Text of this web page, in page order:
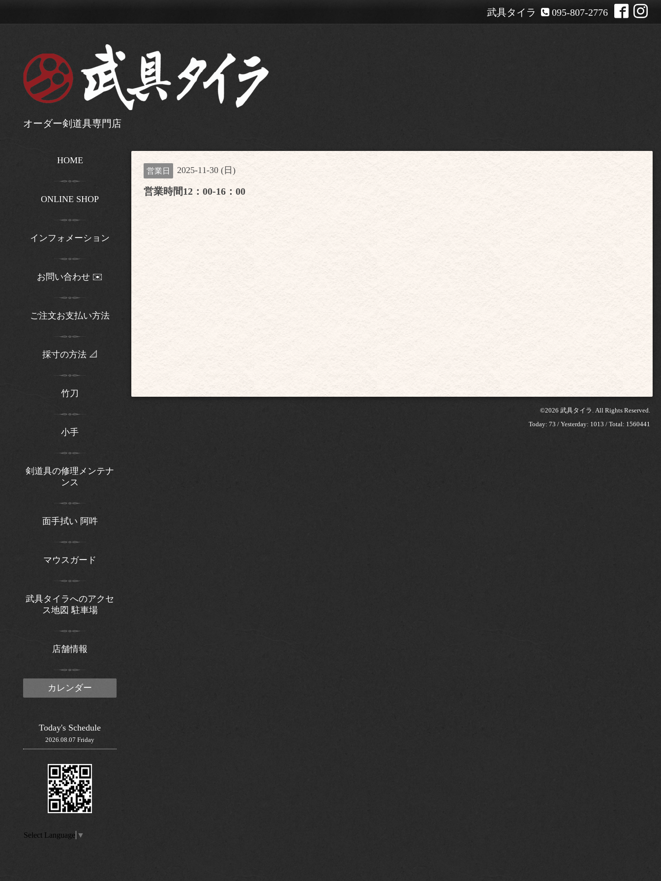
095-807-2776
武具タイラ
オーダー剣道具専門店
営業日 2025-11-30 (日)
営業時間12：00-16：00
©2026 武具タイラ . All Rights Reserved.
Today: 73 / Yesterday: 1013 / Total: 1560441
HOME
ONLINE SHOP
インフォメーション
お問い合わせ ✉️
ご注文お支払い方法
採寸の方法 📐
竹刀
小手
剣道具の修理メンテナ
ンス
面手拭い 阿吽
マウスガード
武具タイラへのアクセ
ス地図 駐車場
店舗情報
カレンダー
Today's Schedule
2026.08.07 Friday
Select Language ▼